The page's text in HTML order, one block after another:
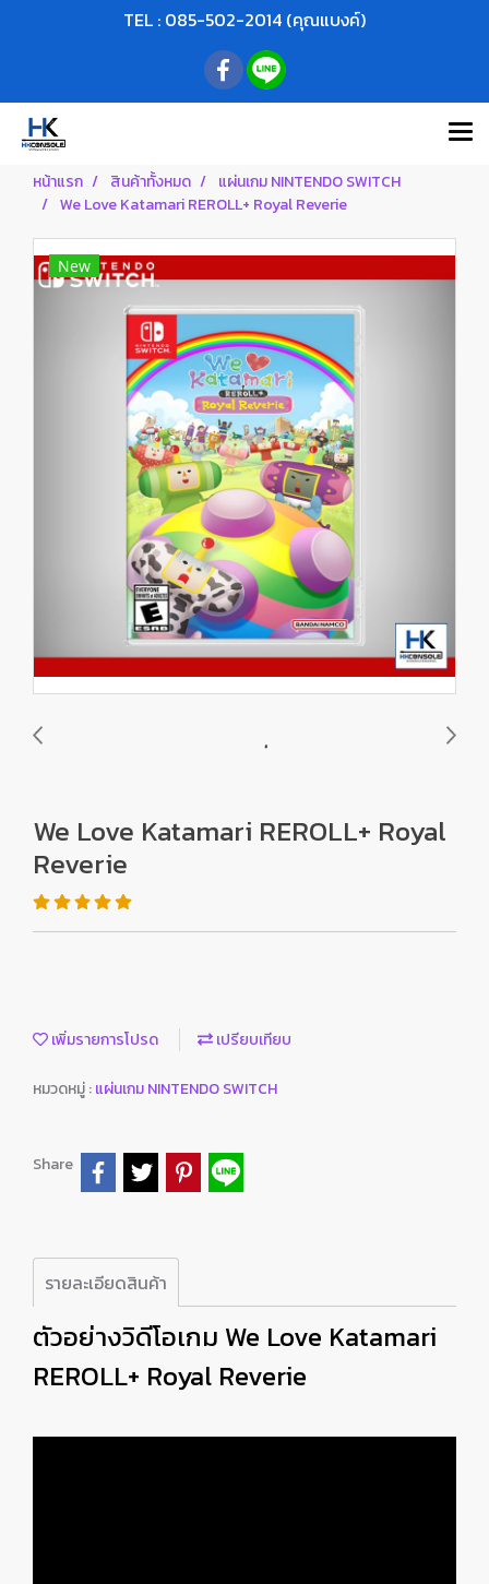
TEL : 085-502-2014 (คุณแบงค์)
หน้าแรก สินค้าทั้งหมด
แผ่นเกม NINTENDO SWITCH
We Love Katamari REROLL+ Royal Reverie
New
We Love Katamari REROLL+ Royal
Reverie
เพิ่มรายการโปรด เปรียบเทียบ
หมวดหมู่ :แผ่นเกม NINTENDO SWITCH
Share
รายละเอียดสินค้า
ตัวอย่างวิดีโอเกม We Love Katamari
REROLL+ Royal Reverie